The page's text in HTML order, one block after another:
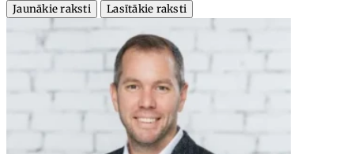
Jaunākie raksti
Lasītākie raksti